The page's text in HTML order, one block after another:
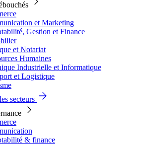
et Marketing
Gestion et Finance
et Notariat
Humaines
Industrielle et Informatique
et Logistique
secteurs
& finance